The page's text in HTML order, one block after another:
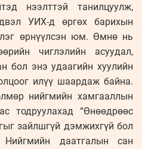
нээлттэй танилцуулж,
УИХ-д өргөх барихын
өрнүүлсэн юм. Өмнө нь
чиглэлийн асуудал,
бол энэ удаагийн хуулийн
илүү шаардаж байна.
нийгмийн хамгааллын
тодруулахад “Өнөөдрөөс
зайлшгүй дэмжихгүй бол
даатгалын сан